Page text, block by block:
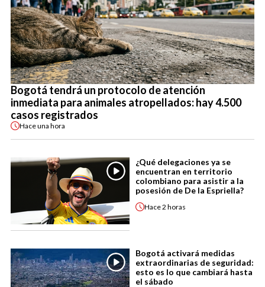
Bogotá tendrá un protocolo de atención
inmediata para animales atropellados: hay 4.500
casos registrados
Haceuna hora
¿Qué delegaciones ya se
encuentran en territorio
colombiano para asistir a la
posesión de De la Espriella?
Hace2 horas
Bogotá activará medidas
extraordinarias de seguridad:
esto es lo que cambiará hasta
el sábado